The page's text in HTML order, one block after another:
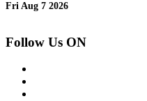
Fri Aug 7 2026
Follow Us ON